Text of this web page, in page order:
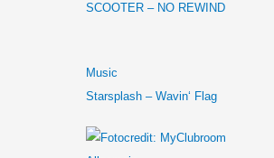
SCOOTER – NO REWIND
Music
Starsplash – Wavin‘ Flag